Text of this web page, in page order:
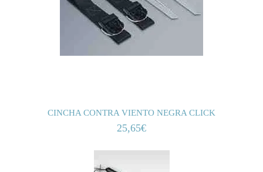
CINCHA CONTRA VIENTO NEGRA CLICK
25,65€